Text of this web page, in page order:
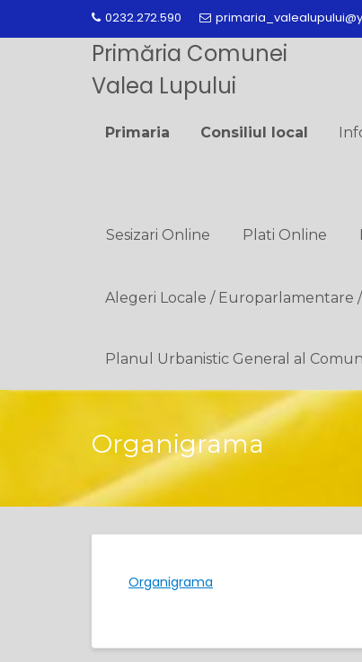
0232.272.590
Primăria Comunei
Valea Lupului
Primaria Consiliul local
Sesizari Online Plati Online
Alegeri Locale / Europarlamentare
Planul Urbanistic General al
Organigrama
Organigrama